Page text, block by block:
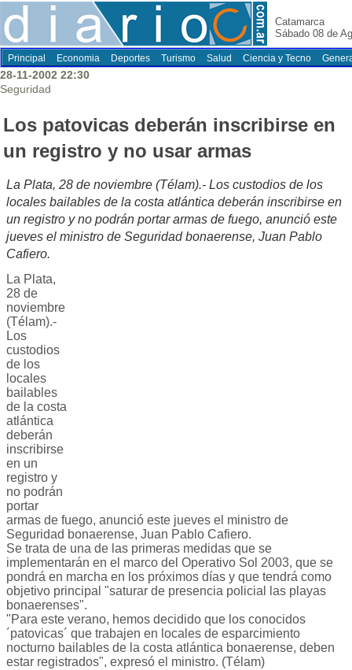
Catamarca
Sábado 08 de
Principal Economia Deportes Turismo Salud Ciencia y Tecno
28-11-2002 22:30
Seguridad
Los patovicas deberán inscribirse en
un registro y no usar armas
La Plata, 28 de noviembre (Télam).- Los custodios de los
locales bailables de la costa atlántica deberán inscribirse en
un registro y no podrán portar armas de fuego, anunció este
jueves el ministro de Seguridad bonaerense, Juan Pablo
Cafiero.
La Plata,
28 de
noviembre
(Télam).-
Los
custodios
de los
locales
bailables
de la costa
atlántica
deberán
inscribirse
en un
registro y
no podrán
portar
armas de fuego, anunció este jueves el ministro de
Seguridad bonaerense, Juan Pablo Cafiero.
Se trata de una de las primeras medidas que se
implementarán en el marco del Operativo Sol 2003, que se
pondrá en marcha en los próximos días y que tendrá como
objetivo principal "saturar de presencia policial las playas
bonaerenses".
"Para este verano, hemos decidido que los conocidos
´patovicas´ que trabajen en locales de esparcimiento
nocturno bailables de la costa atlántica bonaerense, deben
estar registrados", expresó el ministro. (Télam)